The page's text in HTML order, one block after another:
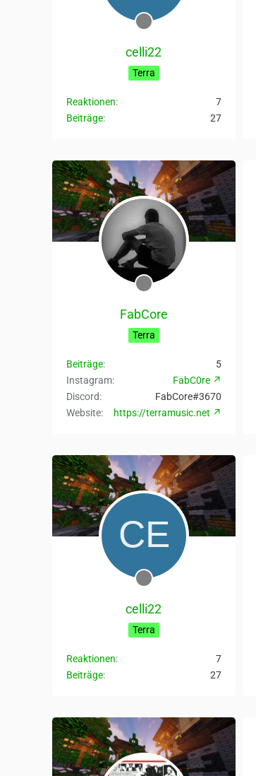
celli22
Terra
Reaktionen
7
Beiträge
27
FabCore
Terra
Beiträge
5
Instagram
FabC0re
Discord
FabCore#3670
Website
https://terramusic.net
celli22
Terra
Reaktionen
7
Beiträge
27